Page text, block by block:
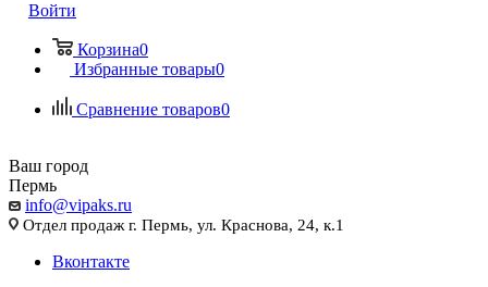
Войти
Корзина0
Избранные товары0
Сравнение товаров0
Ваш город
Пермь
info@vipaks.ru
Отдел продаж г. Пермь, ул. Краснова, 24, к.1
Вконтакте